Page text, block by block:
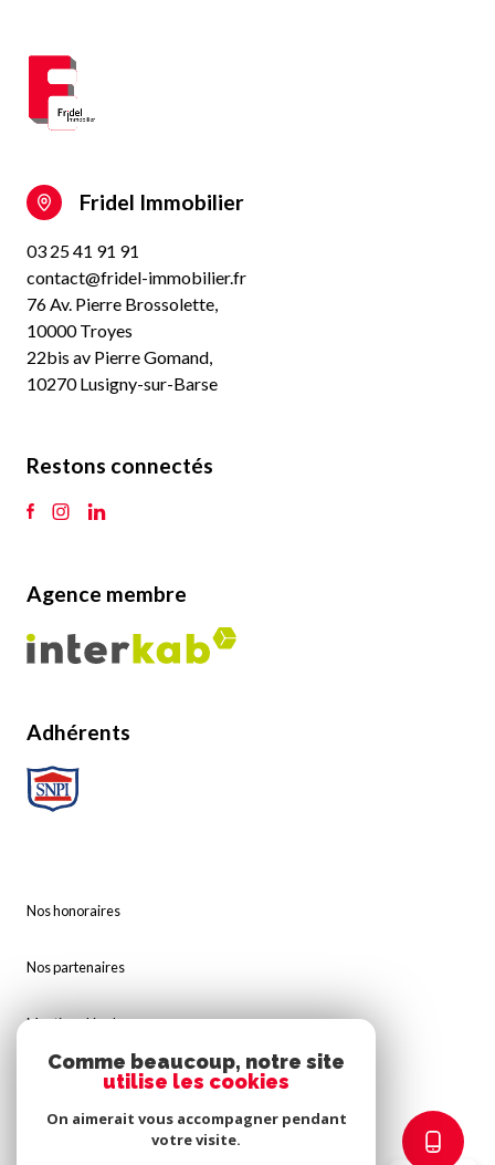
Fridel Immobilier
03 25 41 91 91
contact@fridel-immobilier.fr
76 Av. Pierre Brossolette,
10000 Troyes
22bis av Pierre Gomand,
10270 Lusigny-sur-Barse
Restons connectés
Agence membre
Adhérents
Nos honoraires
Nos partenaires
Mentions légales
Comme beaucoup, notre site
utilise les cookies
On aimerait vous accompagner pendant
votre visite.